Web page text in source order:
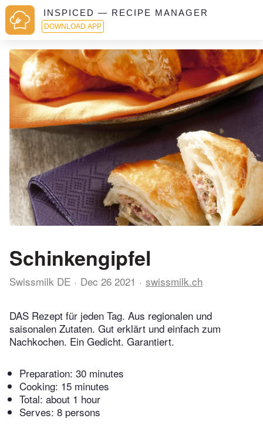
INSPICED — RECIPE MANAGER
DOWNLOAD APP
Schinkengipfel
Swissmilk DE Dec 26 2021 swissmilk.ch
DAS Rezept für jeden Tag. Aus regionalen und
saisonalen Zutaten. Gut erklärt und einfach zum
Nachkochen. Ein Gedicht. Garantiert.
Preparation: 30 minutes
Cooking: 15 minutes
Total: about 1 hour
Serves: 8 persons